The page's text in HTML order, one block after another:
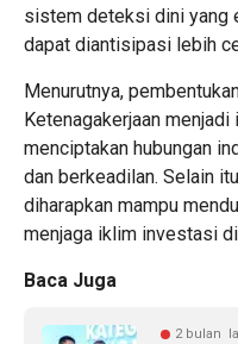
sistem deteksi dini
dapat diantisipasi lebih
Menurutnya,
Ketenagakerjaan
menciptakan hubungan
dan berkeadilan. Selain
diharapkan mampu
menjaga iklim investasi
Baca Juga
2 bulan